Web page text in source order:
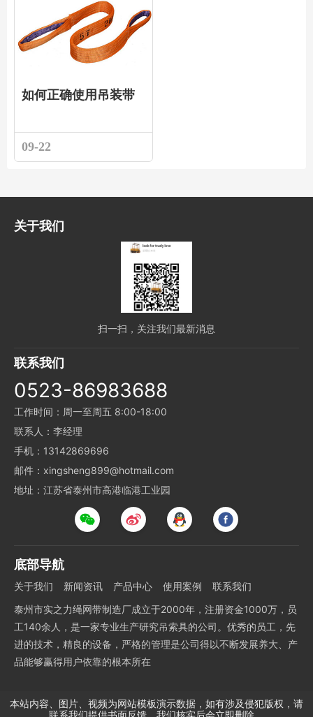
如何正确使用吊装带
09-22
关于我们
扫一扫，关注我们最新消息
联系我们
0523-86983688
工作时间：周一至周五 8:00-18:00
联系人：李经理
手机：13142869696
邮件：xingsheng899@hotmail.com
地址：江苏省泰州市高港临港工业园
底部导航
关于我们 新闻资讯 产品中心 使用案例
联系我们
泰州市实之力绳网带制造厂成立于2000年，注册资金1000万，员
工140余人，是一家专业生产研究吊索具的公司。优秀的员工，先
进的技术，精良的设备，严格的管理是公司得以不断发展养大、产
品能够赢得用户依靠的根本所在
本站内容、图片、视频为网站模板演示数据，如有涉及侵犯版权，请